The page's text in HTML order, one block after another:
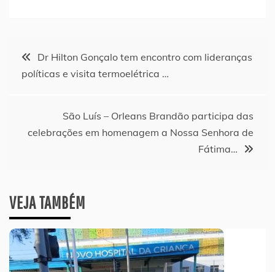
Navegação
de
Dr Hilton Gonçalo tem encontro com lideranças
políticas e visita termoelétrica …
São Luís – Orleans Brandão participa das
celebrações em homenagem a Nossa Senhora de
Fátima…
VEJA TAMBÉM